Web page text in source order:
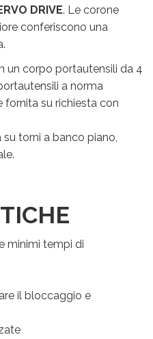
DRIVE. Le corone
conferiscono una
un corpo portautensili da 4
a norma
fornita su richiesta con
torni a banco piano,
minimi tempi di
il bloccaggio e